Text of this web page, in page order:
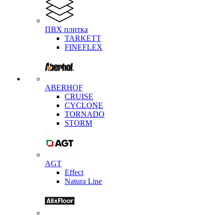
ПВХ плитка
TARKETT
FINEFLEX
ABERHOF
CRUISE
CYCLONE
TORNADO
STORM
AGT
Effect
Natura Line